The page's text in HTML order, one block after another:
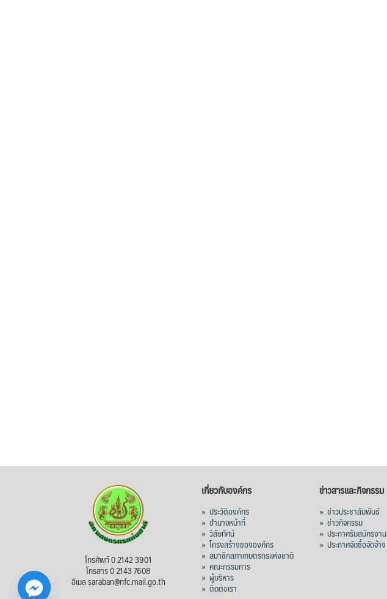
โทรศัพท์ 0 2142 3901
โทรสาร 0 2143 7608
อีเมล saraban@nfc.mail.go.th
เกี่ยวกับองค์กร
»ประวัติองค์กร
»อำนาจหน้าที่
»วิสัยทัศน์
»โครงสร้างขององค์กร
»สมาชิกสภาเกษตรกรแห่งชาติ
»คณะกรรมการ
» ผู้บริหาร
»ติดต่อเรา
ข่าวสารและกิจกรรม
»ข่าวประชาสัมพันธ์
»ข่าวกิจกรรม
»ประกาศรับสมัครงาน
»ประกาศจัดซื้อจัดจ้าง